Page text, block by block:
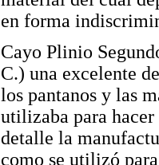
en forma
Cayo Plinio
C.) una excelente
los pantanos y las
utilizaba para
detalle la
como se utilizó